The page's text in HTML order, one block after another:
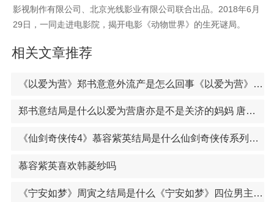
影视制作有限公司、北京光线影业有限公司联合出品。2018年6月
29日，一同走进电影院，揭开电影《动物世界》的生死谜局。
相关文章推荐
《以爱为营》郑书意意外流产是怎么回事《以爱为营》郑书意哪一集发现真相 秦时月的身世第几集曝光
郑书意结局是什么以爱为营唐亦是不是关济的妈妈 唐亦和关济是母子关系吗
《仙剑奇侠传4》慕容紫英结局是什么仙剑奇侠传系列电视剧介绍 仙剑系列阵容强大堪称一代人的记忆
慕容紫英喜欢韩菱纱吗
《宁安如梦》周寅之结局是什么《宁安如梦》四位男主结局曝光 沈玠燕临张遮谢危结局如何